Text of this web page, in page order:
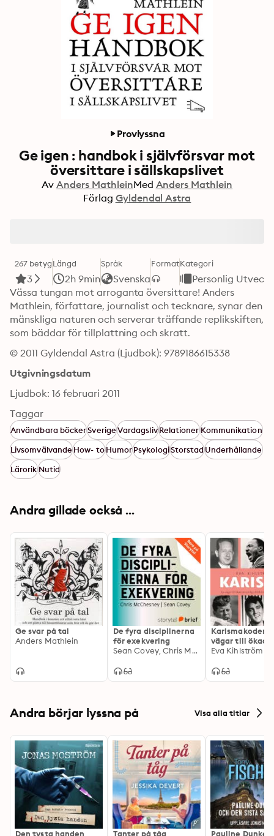
Provlyssna
Ge igen : handbok i självförsvar mot
översittare i sällskapslivet
Av Anders MathleinMed Anders Mathlein
Förlag Gyldendal Astra
267 betyg
3
Längd
2h 9min
Språk
Svenska
FormatKategori
Personlig
Vässa tungan mot arroganta översittare! Anders
Mathlein, författare, journalist och tecknare, synar den
mänskliga naturen och serverar träffande replikskiften,
som bäddar för tillplattning och skratt.
© 2011 Gyldendal Astra (Ljudbok): 9789186615338
Utgivningsdatum
Ljudbok: 16 februari 2011
Taggar
Användbara böckerSverigeVardagslivRelationerKommunikation
LivsomvälvandeHow- toHumorPsykologiStorstadUnderhållande
LärorikNutid
Andra gillade också ...
Ge svar på tal
Anders Mathlein
De fyra disciplinerna
för exekvering
Sean Covey, Chris McChesney
Karismakoden :
vägar till ökad
personlig
Eva Kihlström
Andra börjar lyssna på Visa alla titlar
Den tysta handen Tanter på tåg Pauline Dunker